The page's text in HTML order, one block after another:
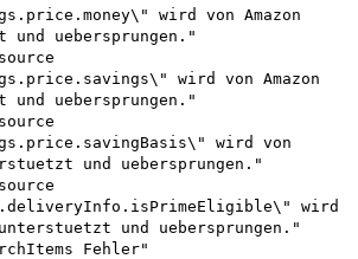
wird von Amazon
uebersprungen."
wird von Amazon
uebersprungen."
wird von
und uebersprungen."
wird
und uebersprungen."
Fehler"